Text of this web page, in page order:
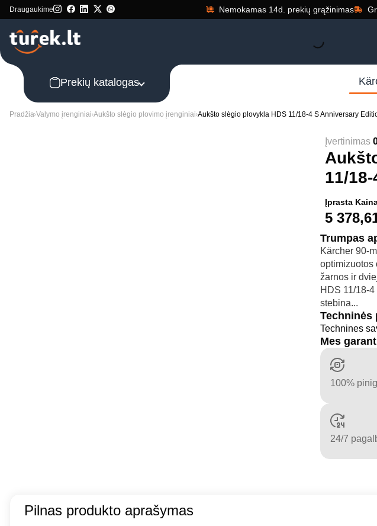
Draugaukime Nemokamas 14d. prekių grąžinimas
Prekių katalogas
Pradžia Valymo įrenginiai Aukšto slėgio plovimo įrenginiai Aukšto slėgio plovykla HDS 11/18-4 S Anniversary
Įvertinimas
11/
Įprasta
5
Trumpas
Kärcher 90-
optimizuotos
žarnos ir
HDS 11/18-
stebina...
Techninės
Technines
Mes
100%
24/7
Pilnas produkto aprašymas